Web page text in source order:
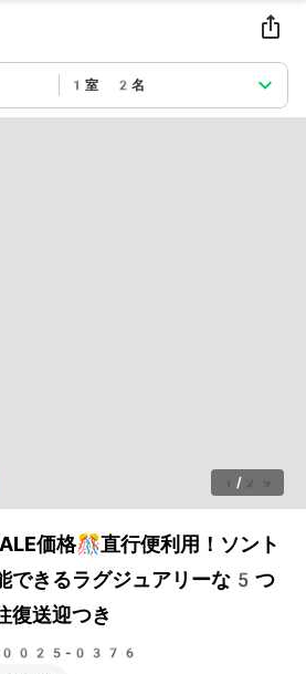
1室 2名
1 / 29
価格🎊直行便利用！ソント
できるラグジュアリーな5つ
復送迎つき
0025-0376